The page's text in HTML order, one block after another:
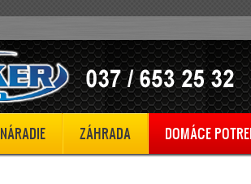
NÁRADIE ZÁHRADA DOMÁCE